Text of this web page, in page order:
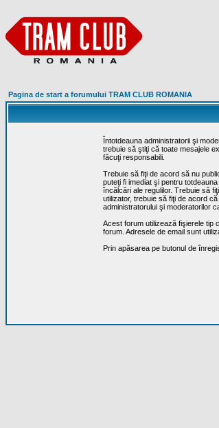
Pagina de start a forumului TRAM CLUB ROMANIA
Întotdeauna administratorii şi
trebuie să ştiţi că toate mesajele
făcuţi responsabili.
Trebuie să fiţi de acord să nu
puteţi fi imediat şi pentru
încălcări ale regulilor. Trebuie să
utilizator, trebuie să fiţi de acord
administratorului şi moderatorilor
Acest forum utilizează fişierele tip
forum. Adresele de email sunt
Prin apăsarea pe butonul de